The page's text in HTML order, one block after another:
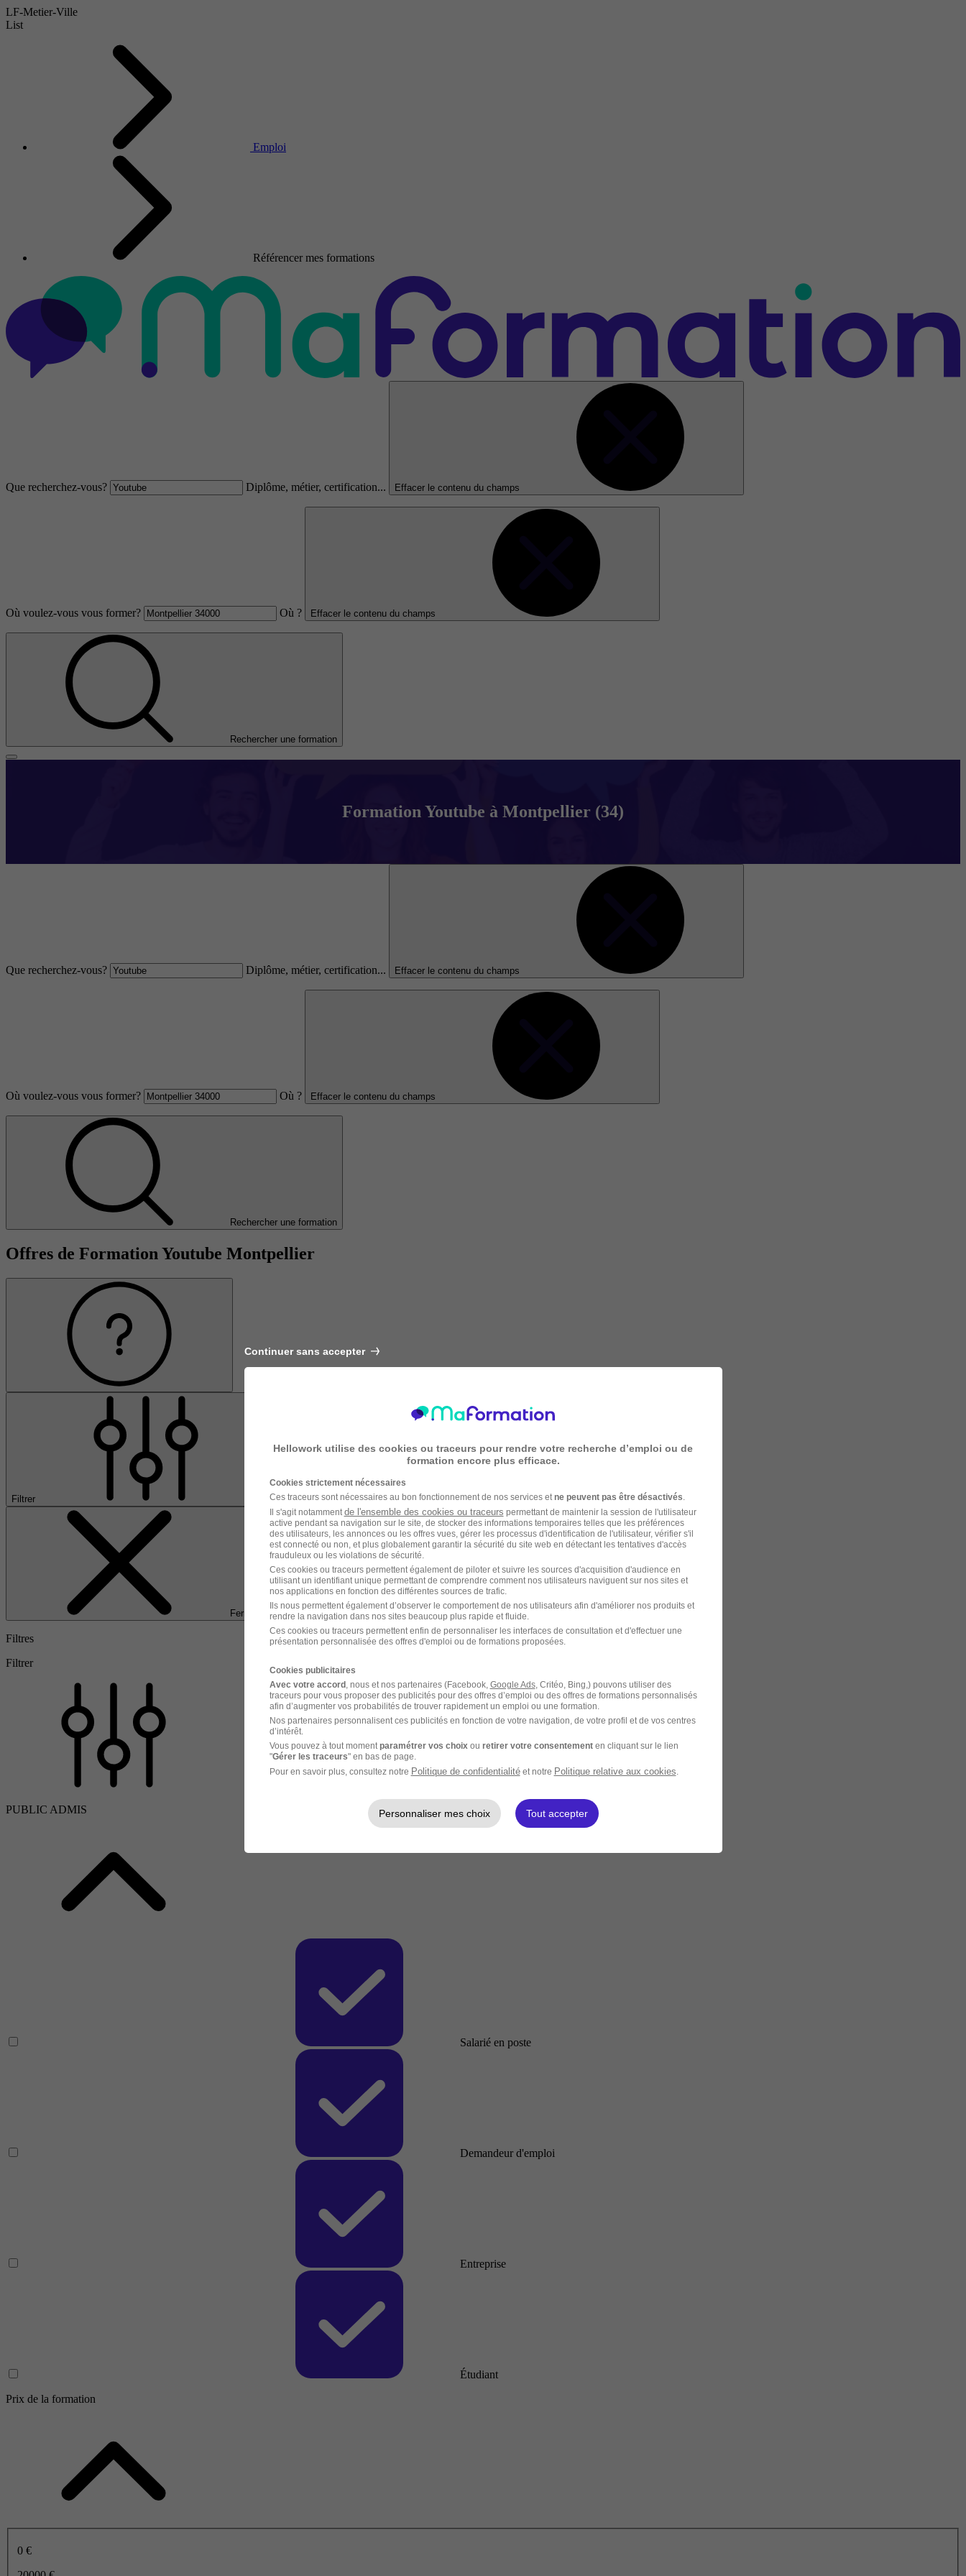
LF-Metier-Ville
List
Emploi
Référencer mes formations
Que recherchez-vous? Diplôme, métier, certification... Effacer le contenu du champs
Où voulez-vous vous former? Où ? Effacer le contenu du champs
Rechercher une formation
Formation Youtube à Montpellier (34)
Que recherchez-vous? Diplôme, métier, certification... Effacer le contenu du champs
Où voulez-vous vous former? Où ? Effacer le contenu du champs
Rechercher une formation
Offres de Formation Youtube Montpellier
Filtrer
Fermer
Filtres
Filtrer
PUBLIC ADMIS
Salarié en poste
Demandeur d'emploi
Entreprise
Étudiant
Prix de la formation
0 €
Continuer sans accepter
Hellowork utilise des cookies ou traceurs pour rendre votre recherche d’emploi ou de
formation encore plus efficace.
Cookies strictement nécessaires
Ces traceurs sont nécessaires au bon fonctionnement de nos services et ne peuvent pas être désactivés
Il s'agit notamment de l'ensemble des cookies ou traceurs permettant de maintenir la session de l'utilisateur
active pendant sa navigation sur le site, de stocker des informations temporaires telles que les préférences
des utilisateurs, les annonces ou les offres vues, gérer les processus d'identification de l'utilisateur, vérifier s'il
est connecté ou non, et plus globalement garantir la sécurité du site web en détectant les tentatives d'accès
frauduleux ou les violations de sécurité.
Ces cookies ou traceurs permettent également de piloter et suivre les sources d'acquisition d'audience en
utilisant un identifiant unique permettant de comprendre comment nos utilisateurs naviguent sur nos sites et
nos applications en fonction des différentes sources de trafic.
Ils nous permettent également d’observer le comportement de nos utilisateurs afin d'améliorer nos produits et
rendre la navigation dans nos sites beaucoup plus rapide et fluide.
Ces cookies ou traceurs permettent enfin de personnaliser les interfaces de consultation et d'effectuer une
présentation personnalisée des offres d'emploi ou de formations proposées.
Cookies publicitaires
Avec votre accord, nous et nos partenaires (Facebook, Google Ads, Critéo, Bing,) pouvons utiliser des
traceurs pour vous proposer des publicités pour des offres d’emploi ou des offres de formations personnalisés
afin d’augmenter vos probabilités de trouver rapidement un emploi ou une formation.
Nos partenaires personnalisent ces publicités en fonction de votre navigation, de votre profil et de vos centres
d’intérêt.
Vous pouvez à tout moment paramétrer vos choix ou retirer votre consentementen cliquant sur le lien
"Gérer les traceurs" en bas de page.
Pour en savoir plus, consultez notre Politique de confidentialitéet notre Politique relative aux cookies
Personnaliser mes choix Tout accepter